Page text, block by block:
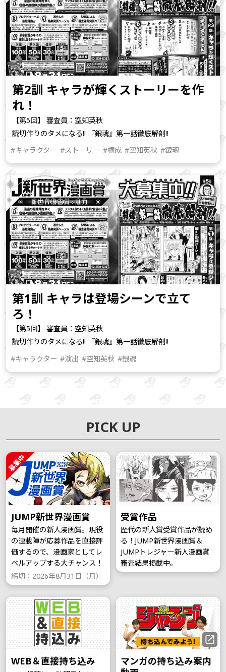
第2訓 キャラが輝くストーリーを作
れ！
【第5回】 審査員：空知英秋
読切作りのタメになる!! 『銀魂』第一話徹底解剖!!
#キャラクター #ストーリー #構成 #空知英秋 #銀魂
第1訓 キャラは登場シーンで立て
ろ！
【第5回】 審査員：空知英秋
読切作りのタメになる!! 『銀魂』第一話徹底解剖!!
#キャラクター #演出 #空知英秋 #銀魂
PICK UP
募集中
JUMP新世界漫画賞
毎月開催の新人漫画賞。現役
の連載陣が応募作品を直接評
価するので、漫画家としてレ
ベルアップする大チャンス！
締切：2026年8月31日（月）
受賞作品
歴代の新人賞受賞作品が読め
る！JUMP新世界漫画賞＆
JUMPトレジャー新人漫画賞
審査結果掲載中。
WEB＆直接持ち込み
マンガの持ち込み案内